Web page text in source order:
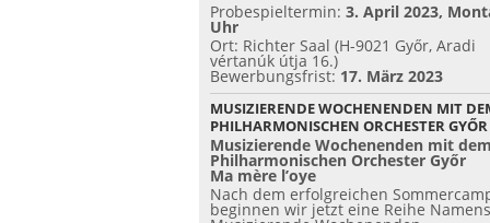
Probespieltermin: 3. April 2023,
Uhr
Ort: Richter Saal (H-9021 Győr, Aradi
vértanúk útja 16.)
Bewerbungsfrist: 17. März 2023
MUSIZIERENDE WOCHENENDEN MIT
PHILHARMONISCHEN ORCHESTER GYŐR
Musizierende Wochenenden mit dem
Philharmonischen Orchester Győr
Ma mère l’oye
Nach dem erfolgreichen
beginnen wir jetzt eine Reihe Namens